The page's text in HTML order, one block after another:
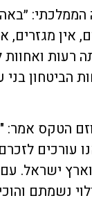
אין מגזרים,
רעות ואחוות
413 חללי צה"ל וכוחות
הטקס
עורכים
ישראל.
נשמתם